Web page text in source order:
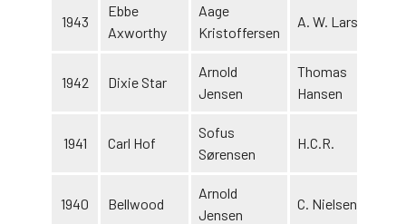
1943
Ebbe
Axworthy
Aage
Kristoffersen
A. W. Larsen
1942 Dixie Star
Arnold
Jensen
Thomas
Hansen
1941 Carl Hof
Sofus
Sørensen
H.C.R.
1940 Bellwood
Arnold
Jensen
C. Nielsen